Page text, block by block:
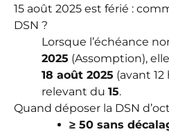
15 août 2025 est férié :
DSN ?
Lorsque l’échéance
2025 (Assomption),
18 août 2025 (avant
relevant du 15.
Quand déposer la DSN
≥ 50 sans